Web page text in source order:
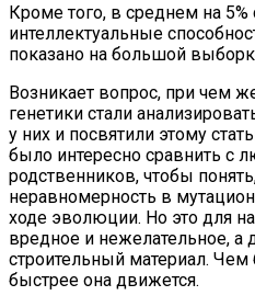
Направления
Кроме того, в среднем на
интеллектуальные
показано на большой
Возникает вопрос, при чем
генетики стали
у них и посвятили этому
было интересно сравнить с
родственников, чтобы
неравномерность в
ходе эволюции. Но это для
вредное и нежелательное, а
строительный материал.
быстрее она движется.